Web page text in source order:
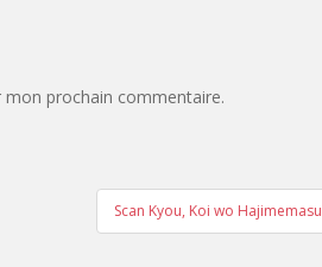
prochain commentaire.
Scan Kyou, Koi wo Hajimemasu